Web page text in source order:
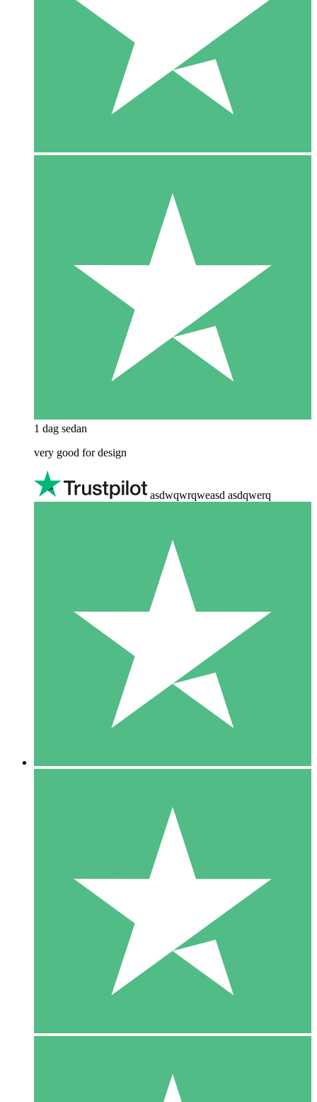
1 dag sedan
very good for design
asdwqwrqweasd asdqwerq